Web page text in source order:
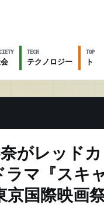
TECH
テクノロジー
TOPICS
ト
がレッドカ
マ『スキ
京国際映画